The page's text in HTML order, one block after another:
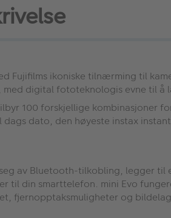
Fujifilms ikoniske tilnærming til
digital fototeknologis evne til å
100 forskjellige kombinasjoner
dato, den høyeste instax
av Bluetooth-tilkobling, legger til
din smarttelefon. mini Evo
fjernopptaksmuligheter og